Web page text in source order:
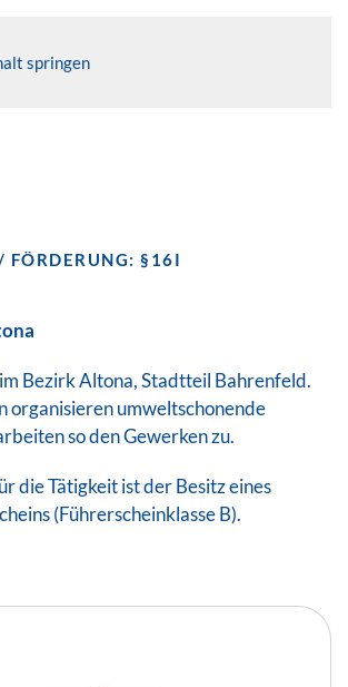
springen
FÖRDERUNG: §16I
im Bezirk Altona, Stadtteil Bahrenfeld.
organisieren umweltschonende
so den Gewerken zu.
die Tätigkeit ist der Besitz eines
(Führerscheinklasse B).